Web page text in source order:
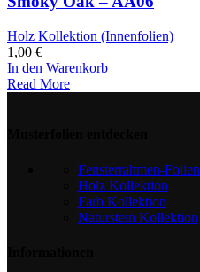
Holz Kollektion (Innenfolien)
1,00 €
In den Warenkorb
Read More
Fensterrahmen-Folien
Holz Kollektion
Farb Kollektion
Naturstein Kollektion